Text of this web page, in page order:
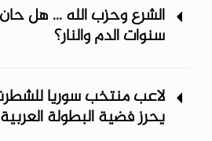
الشرع وحزب الله ... هل
سنوات الدم والنار؟
لاعب منتخب سوريا
يحرز فضية البطولة